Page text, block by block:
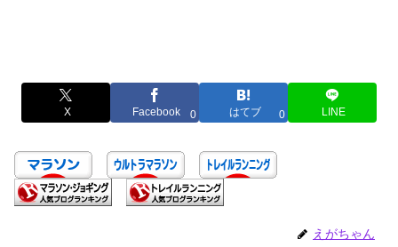
X Facebook 0 はてブ 0 LINE
えがちゃん